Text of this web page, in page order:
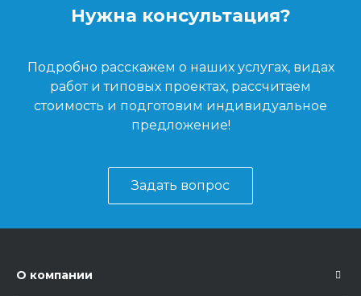
Нужна консультация?
Подробно расскажем о наших услугах, видах
работ и типовых проектах, рассчитаем
стоимость и подготовим индивидуальное
предложение!
Задать вопрос
О компании